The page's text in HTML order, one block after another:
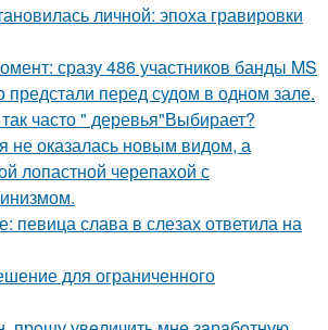
личной: эпоха гравировки
сразу 486 участников банды MS
перед судом в одном зале.
часто " деревья"Выбирает?
не оказалась новым видом, а
лопастной черепахой с
певица слава в слезах ответила на
для ограниченного